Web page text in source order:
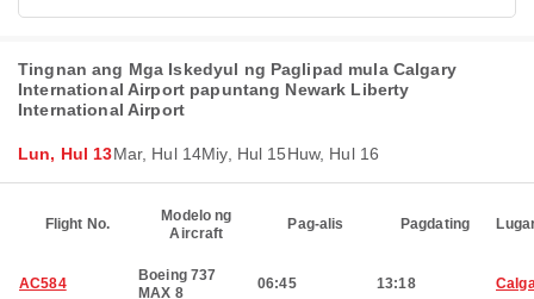
Tingnan ang Mga Iskedyul ng Paglipad mula Calgary
International Airport papuntang Newark Liberty
International Airport
Lun, Hul 13Mar, Hul 14Miy, Hul 15Huw, Hul 16
Flight No.
Modelo ng
Aircraft
Pag-alis Pagdating
AC584
Boeing 737
MAX 8
06:45 13:18